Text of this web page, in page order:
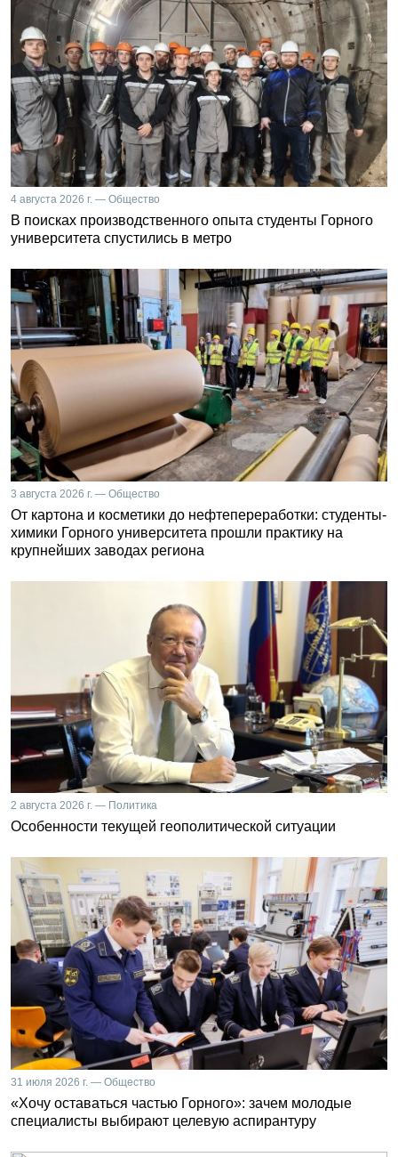
4 августа 2026 г. — Общество
В поисках производственного опыта студенты Горного
университета спустились в метро
3 августа 2026 г. — Общество
От картона и косметики до нефтепереработки: студенты-
химики Горного университета прошли практику на
крупнейших заводах региона
2 августа 2026 г. — Политика
Особенности текущей геополитической ситуации
31 июля 2026 г. — Общество
«Хочу оставаться частью Горного»: зачем молодые
специалисты выбирают целевую аспирантуру